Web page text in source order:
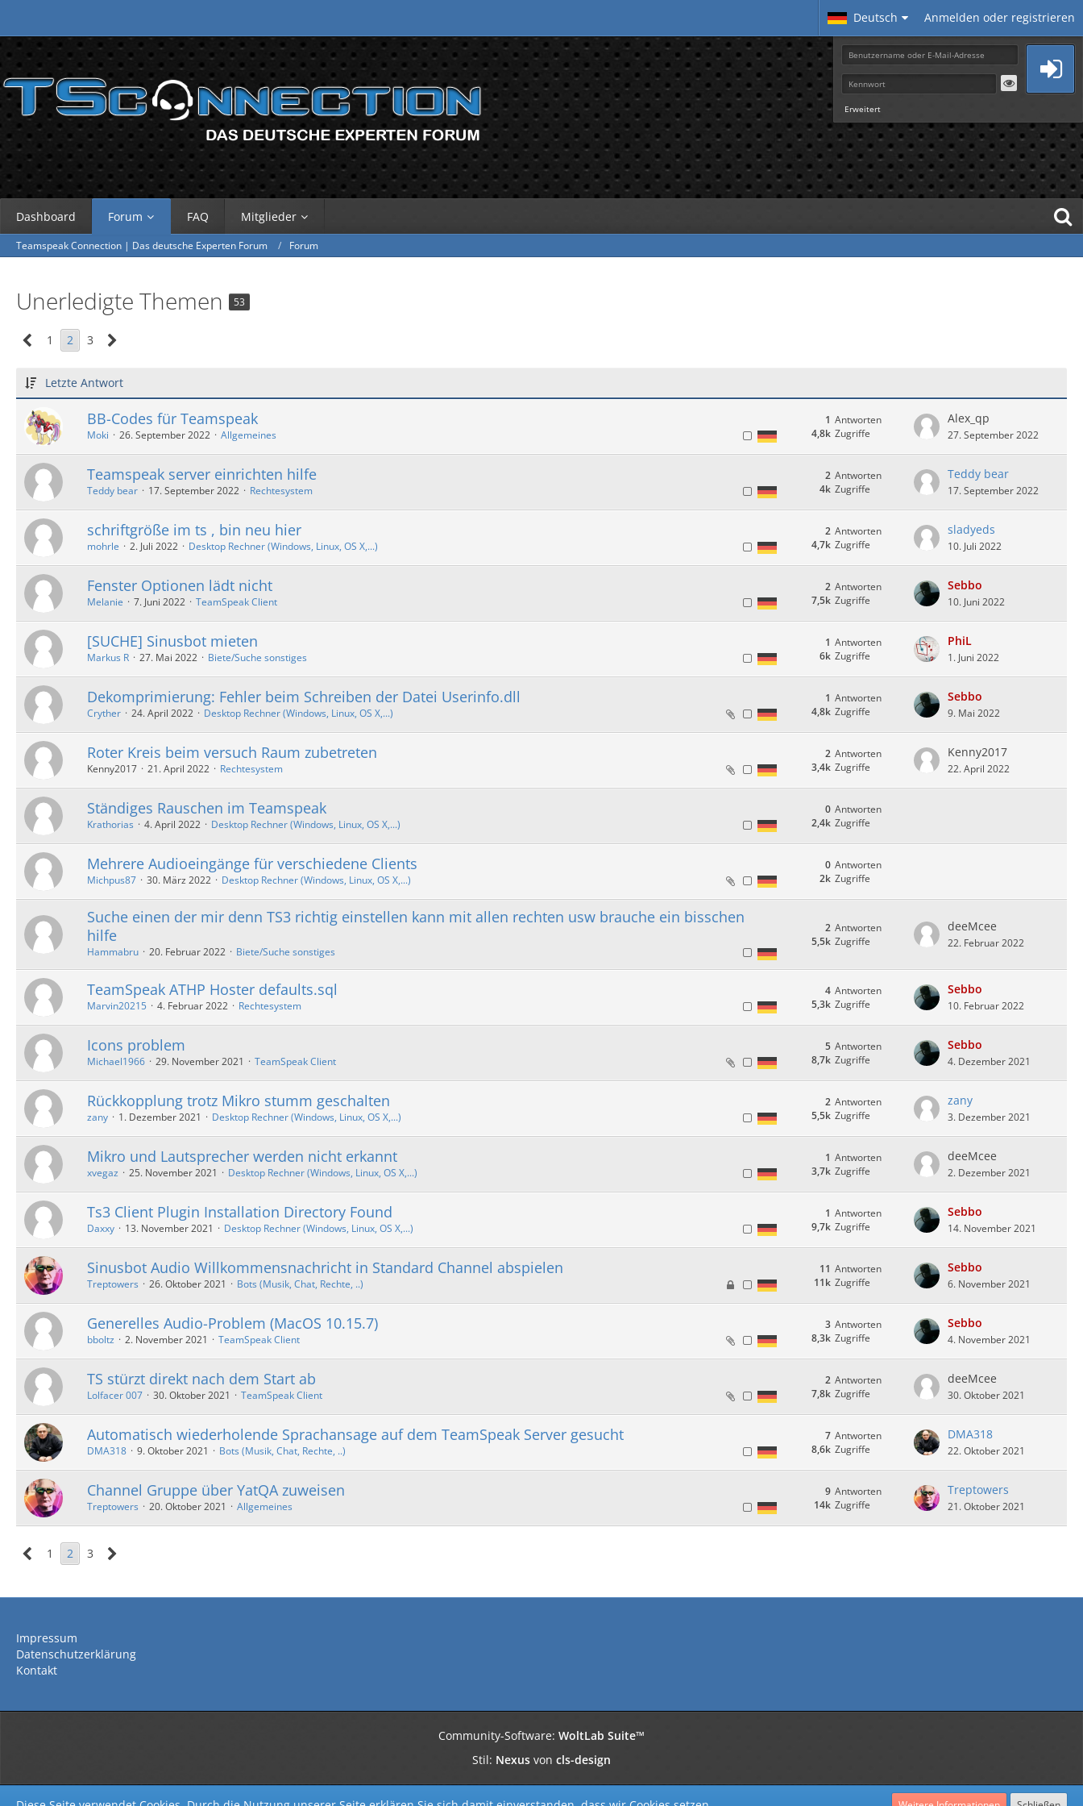
Deutsch Anmelden oder registrieren
Erweitert
Dashboard Forum FAQ Mitglieder
Teamspeak Connection | Das deutsche Experten Forum Forum
Unerledigte Themen 53
1 2 3
Letzte Antwort
BB-Codes für Teamspeak
Moki 26. September 2022 Allgemeines
Antworten
1
Zugriffe
4,8k
Alex_qp
27. September 2022
Teamspeak server einrichten hilfe
Teddy bear 17. September 2022 Rechtesystem
Antworten
2
Zugriffe
4k
Teddy bear
17. September 2022
schriftgröße im ts , bin neu hier
mohrle 2. Juli 2022 Desktop Rechner (Windows, Linux, OS X,...)
Antworten
2
Zugriffe
4,7k
sladyeds
10. Juli 2022
Fenster Optionen lädt nicht
Melanie 7. Juni 2022 TeamSpeak Client
Antworten
2
Zugriffe
7,5k
Sebbo
10. Juni 2022
[SUCHE] Sinusbot mieten
Markus R 27. Mai 2022 Biete/Suche sonstiges
Antworten
1
Zugriffe
6k
PhiL
1. Juni 2022
Dekomprimierung: Fehler beim Schreiben der Datei Userinfo.dll
Cryther 24. April 2022 Desktop Rechner (Windows, Linux, OS X,...)
Antworten
1
Zugriffe
4,8k
Sebbo
9. Mai 2022
Roter Kreis beim versuch Raum zubetreten
Kenny2017 21. April 2022 Rechtesystem
Antworten
2
Zugriffe
3,4k
Kenny2017
22. April 2022
Ständiges Rauschen im Teamspeak
Krathorias 4. April 2022 Desktop Rechner (Windows, Linux, OS X,...)
Antworten
0
Zugriffe
2,4k
Mehrere Audioeingänge für verschiedene Clients
Michpus87 30. März 2022 Desktop Rechner (Windows, Linux, OS X,...)
Antworten
0
Zugriffe
2k
Suche einen der mir denn TS3 richtig einstellen kann mit allen rechten usw brauche ein bisschen
hilfe
Hammabru 20. Februar 2022 Biete/Suche sonstiges
Antworten
2
Zugriffe
5,5k
deeMcee
22. Februar 2022
TeamSpeak ATHP Hoster defaults.sql
Marvin20215 4. Februar 2022 Rechtesystem
Antworten
4
Zugriffe
5,3k
Sebbo
10. Februar 2022
Icons problem
Michael1966 29. November 2021 TeamSpeak Client
Antworten
5
Zugriffe
8,7k
Sebbo
4. Dezember 2021
Rückkopplung trotz Mikro stumm geschalten
zany 1. Dezember 2021 Desktop Rechner (Windows, Linux, OS X,...)
Antworten
2
Zugriffe
5,5k
zany
3. Dezember 2021
Mikro und Lautsprecher werden nicht erkannt
xvegaz 25. November 2021 Desktop Rechner (Windows, Linux, OS X,...)
Antworten
1
Zugriffe
3,7k
deeMcee
2. Dezember 2021
Ts3 Client Plugin Installation Directory Found
Daxxy 13. November 2021 Desktop Rechner (Windows, Linux, OS X,...)
Antworten
1
Zugriffe
9,7k
Sebbo
14. November 2021
Sinusbot Audio Willkommensnachricht in Standard Channel abspielen
Treptowers 26. Oktober 2021 Bots (Musik, Chat, Rechte, ..)
Antworten
11
Zugriffe
11k
Sebbo
6. November 2021
Generelles Audio-Problem (MacOS 10.15.7)
bboltz 2. November 2021 TeamSpeak Client
Antworten
3
Zugriffe
8,3k
Sebbo
4. November 2021
TS stürzt direkt nach dem Start ab
Lolfacer 007 30. Oktober 2021 TeamSpeak Client
Antworten
2
Zugriffe
7,8k
deeMcee
30. Oktober 2021
Automatisch wiederholende Sprachansage auf dem TeamSpeak Server gesucht
DMA318 9. Oktober 2021 Bots (Musik, Chat, Rechte, ..)
Antworten
7
Zugriffe
8,6k
DMA318
22. Oktober 2021
Channel Gruppe über YatQA zuweisen
Treptowers 20. Oktober 2021 Allgemeines
Antworten
9
Zugriffe
14k
Treptowers
21. Oktober 2021
1 2 3
Impressum
Datenschutzerklärung
Kontakt
Community-Software: WoltLab Suite™
Stil: Nexus von cls-design